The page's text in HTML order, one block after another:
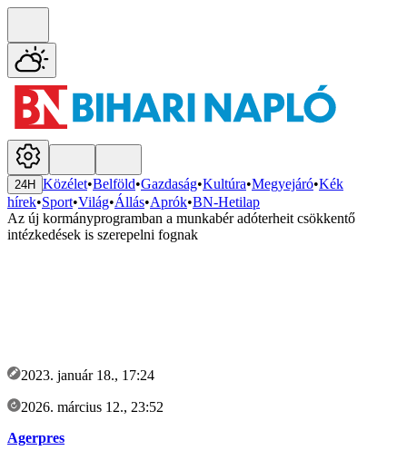
24H Közélet•Belföld•Gazdaság•Kultúra•Megyejáró•Kék
hírek•Sport•Világ•Állás•Aprók•BN-Hetilap
Az új kormányprogramban a munkabér adóterheit csökkentő
intézkedések is szerepelni fognak
2023. január 18., 17:24
2026. március 12., 23:52
Agerpres